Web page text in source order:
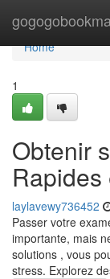
Home
Home
1
Obtenir
Rapides
laylavewy736452
Passer votre
importante, mais
solutions , vous
stress. Explorez